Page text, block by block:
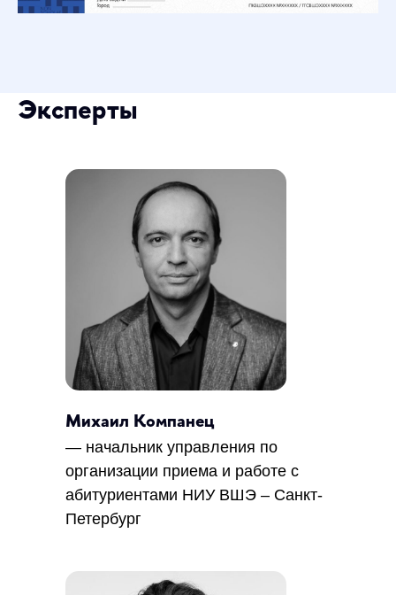
Эксперты
Михаил Компанец
— начальник управления по
организации приема и работе с
абитуриентами НИУ ВШЭ – Санкт-
Петербург